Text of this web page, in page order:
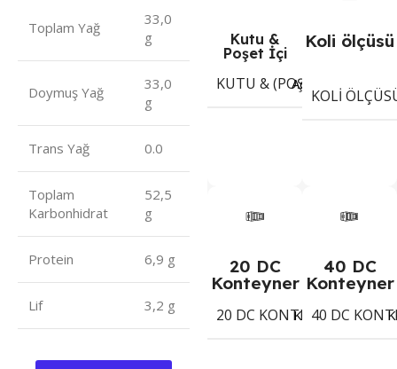
Toplam Yağ
33,0
g
Doymuş Yağ
33,0
g
Trans Yağ 0.0
Toplam
Karbonhidrat
52,5
g
Protein 6,9 g
Lif 3,2 g
Kutu &
Poşet İçi
KUTU & (POŞET) İÇI ADET
Adet
Koli ölçüsü
KOLI
20 DC
Konteyner
20 DC KONTEYNER 2453
Koli
40 DC
Konteyner
40 DC